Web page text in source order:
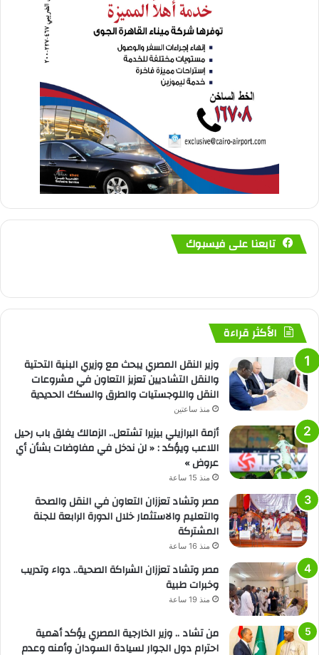
تابعنا على فيسبوك
الأكثر قراءة
وزير النقل المصري يبحث مع وزيري البنية التحتية
والنقل التشاديين تعزيز التعاون في مشروعات
النقل واللوجستيات والطرق والسكك الحديدية
منذ ساعتين
أزمة البرازيلي بيزيرا تشتعل.. الزمالك يغلق باب رحيل
اللاعب ويؤكد : « لن ندخل في مفاوضات بشأن أي
عروض »
منذ 15 ساعة
مصر وتشاد تعززان التعاون في النقل والصحة
والتعليم والاستثمار خلال الدورة الرابعة للجنة
المشتركة
منذ 16 ساعة
مصر وتشاد تعززان الشراكة الصحية.. دواء وتدريب
وخبرات طبية
منذ 19 ساعة
من تشاد .. وزير الخارجية المصري يؤكد أهمية
احترام دول الجوار لسيادة السودان وأمنه وعدم